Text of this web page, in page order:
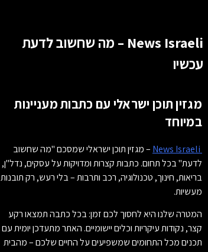
News Israeli – מה שחשוב לדעת
עכשיו
מגזין תוכן ישראלי עם כתבות מעניינות
במיוחד
– מגזין תוכן ישראלי שמסכם "מה שחשוב
לדעת" בכל תחום. כתבות קצרות ומדויקות על עסקים, נדל"ן,
בריאות, חינוך, טכנולוגיה, רכב ותרבות – בלי רעש, רק תובנות
מעשיות.
המטרה שלנו היא לחסוך לכם זמן: בכל כתבה תמצאו רקע
קצר, נקודות עיקריות וכלים יישומיים. האתר מתעדכן יומית עם
תכנים מכל התחומים שמשפיעים על החיים שלכם – מהבית